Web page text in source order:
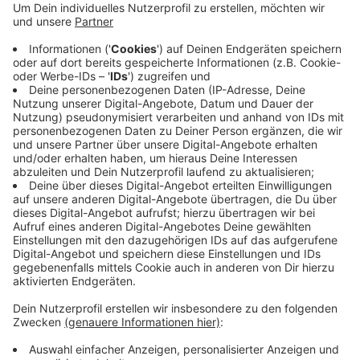
Das Aktionsbündnis hat sich den bundesweiten
Protesten der Reiseunternehmen angeschlossen.
Zweidrittel der Reiseunternehmen stehen vor der
Pleite, sagt der deutsche Reiseverband. Aktuell
arbeiten sie auf Hochtouren, verdienen aber nichts.
Anzeige
Anzeige